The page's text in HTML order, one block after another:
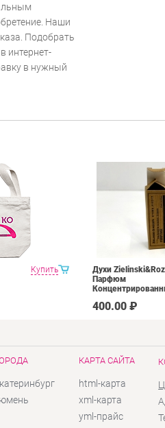
Наши
Подобрать
интернет-
в нужный
Купить
Духи
Парфюм
400.00 ₽
КАРТА САЙТА
html-карта
xml-карта
yml-прайс